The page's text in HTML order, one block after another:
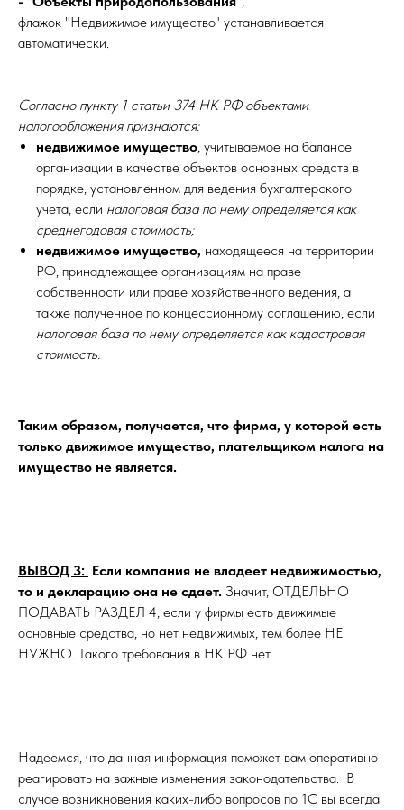
флажок "Недвижимое имущество" устанавливается
автоматически.
Согласно пункту 1 статьи 374 НК РФ объектами
налогообложения признаются:
недвижимое имущество, учитываемое на балансе
организации в качестве объектов основных средств в
порядке, установленном для ведения бухгалтерского
учета, если налоговая база по нему определяется как
среднегодовая стоимость;
недвижимое имущество, находящееся на территории
РФ, принадлежащее организациям на праве
собственности или праве хозяйственного ведения, а
также полученное по концессионному соглашению, если
налоговая база по нему определяется как кадастровая
стоимость.
Таким образом, получается, что фирма, у которой есть
только движимое имущество, плательщиком налога на
имущество не является.
ВЫВОД 3: Если компания не владеет недвижимостью,
то и декларацию она не сдает. Значит, ОТДЕЛЬНО
ПОДАВАТЬ РАЗДЕЛ 4, если у фирмы есть движимые
основные средства, но нет недвижимых, тем более НЕ
НУЖНО. Такого требования в НК РФ нет.
Надеемся, что данная информация поможет вам оперативно
реагировать на важные изменения законодательства. В
случае возникновения каких-либо вопросов по 1С вы всегда